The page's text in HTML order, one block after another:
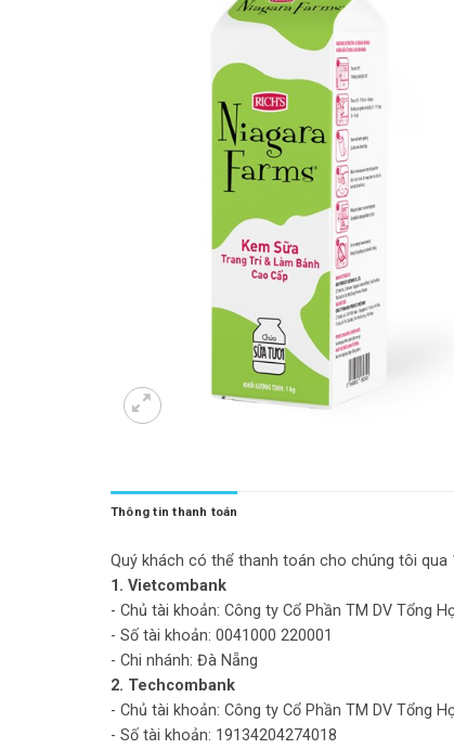
Thông tin thanh toán
Quý khách có thể thanh toán cho chúng tôi qua
1. Vietcombank
- Chủ tài khoản: Công ty Cổ Phần TM DV Tổng
- Số tài khoản: 0041000 220001
- Chi nhánh: Đà Nẵng
2. Techcombank
- Chủ tài khoản: Công ty Cổ Phần TM DV Tổng
- Số tài khoản: 19134204274018